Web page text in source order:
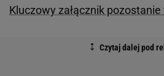
Kluczowy załącznik